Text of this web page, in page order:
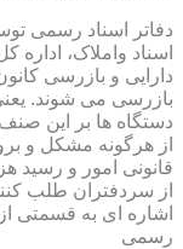
دفاتر اسناد رسمی
اسناد واملاک،
دارایی و بازرسی
بازرسی می شوند.
دستگاه ها بر این
از هرگونه مشکل و
قانونی امور و رسید
از سردفتران طلب
اشاره ای به قسمتی
رسمی